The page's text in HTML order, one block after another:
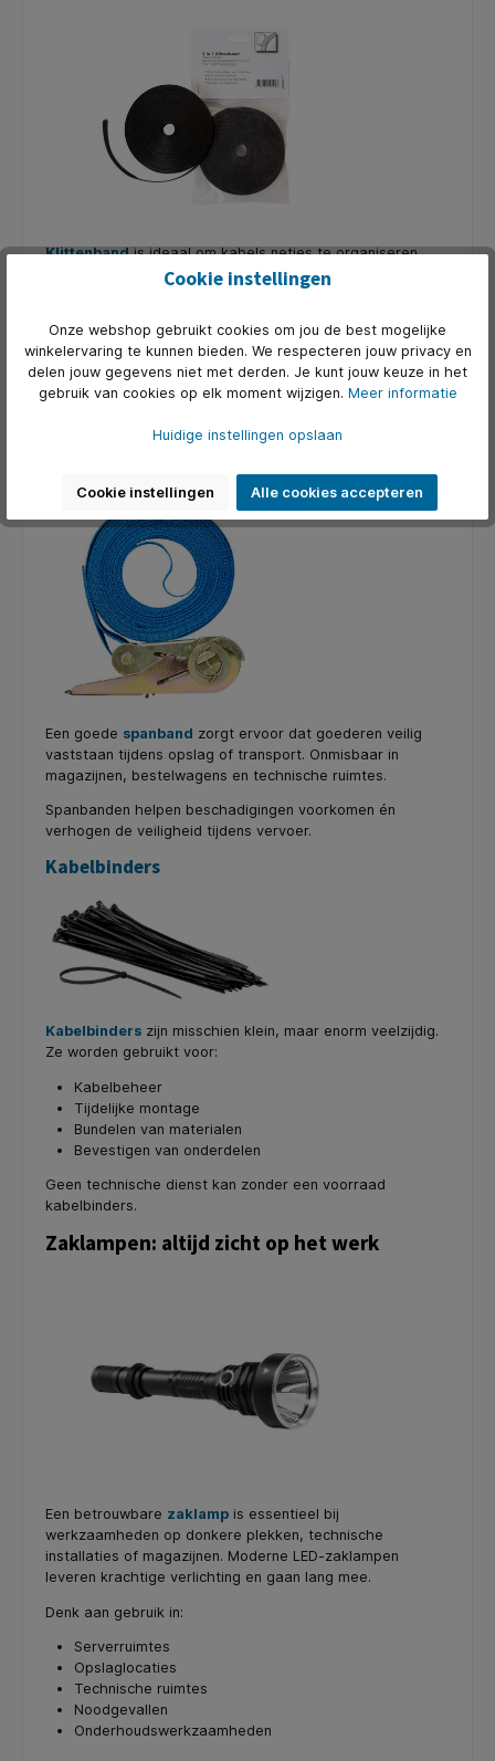
Klittenbandis ideaal om kabels netjes te organiseren
zonder permanente bevestiging. Vooral op kantoor komt
dit vaker van pas dan je denkt. Denk aan:
Kabelmanagement
Tijdelijke bevestigingen
Bundelen van snoeren
Organiseren van werkplekken
Het grote voordeel? Je kunt het eenvoudig hergebruiken.
Een goede spanband zorgt ervoor dat goederen veilig
vaststaan tijdens opslag of transport. Onmisbaar in
magazijnen, bestelwagens en technische ruimtes.
Spanbanden helpen beschadigingen voorkomen én
verhogen de veiligheid tijdens vervoer.
Kabelbinders
Kabelbinders zijn misschien klein, maar enorm veelzijdig.
Ze worden gebruikt voor:
Kabelbeheer
Tijdelijke montage
Bundelen van materialen
Bevestigen van onderdelen
Geen technische dienst kan zonder een voorraad
kabelbinders.
Zaklampen: altijd zicht op het werk
Een betrouwbare zaklamp is essentieel bij
werkzaamheden op donkere plekken, technische
installaties of magazijnen. Moderne LED-zaklampen
leveren krachtige verlichting en gaan lang mee.
Denk aan gebruik in:
Serverruimtes
Opslaglocaties
Technische ruimtes
Noodgevallen
Onderhoudswerkzaamheden
Cookie instellingen
Onze webshop gebruikt cookies om jou de best mogelijke
winkelervaring te kunnen bieden. We respecteren jouw privacy en
delen jouw gegevens niet met derden. Je kunt jouw keuze in het
gebruik van cookies op elk moment wijzigen. Meer informatie
Huidige instellingen opslaan
Cookie instellingen Alle cookies accepteren